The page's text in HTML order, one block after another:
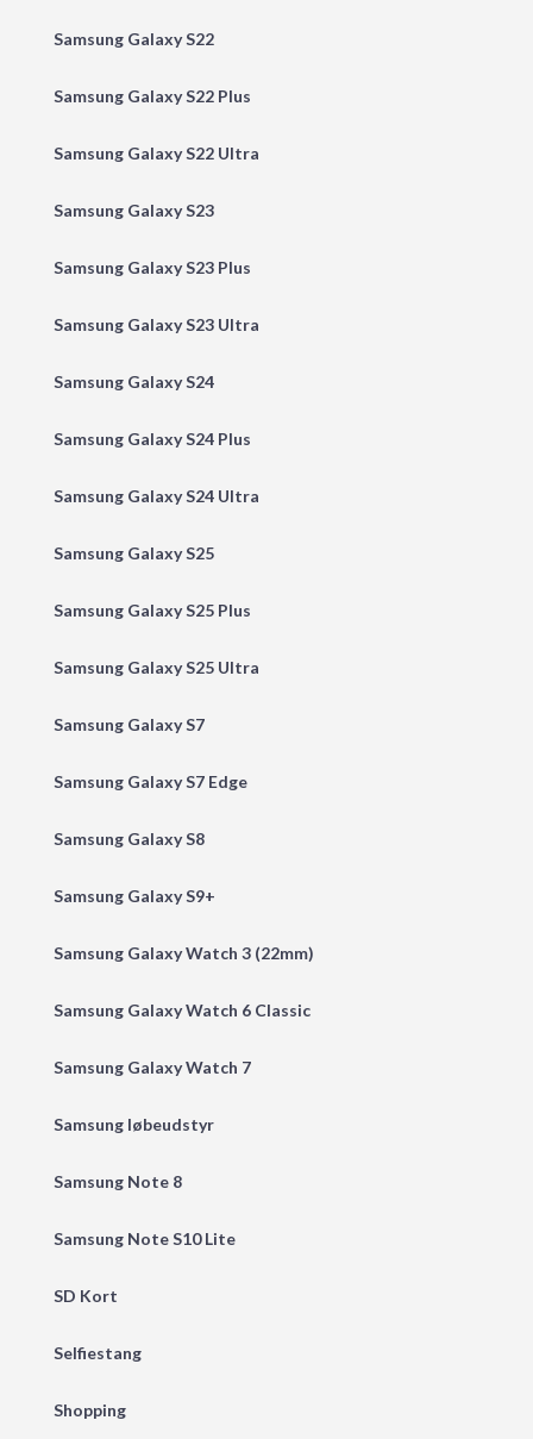
Samsung Galaxy S22
Samsung Galaxy S22 Plus
Samsung Galaxy S22 Ultra
Samsung Galaxy S23
Samsung Galaxy S23 Plus
Samsung Galaxy S23 Ultra
Samsung Galaxy S24
Samsung Galaxy S24 Plus
Samsung Galaxy S24 Ultra
Samsung Galaxy S25
Samsung Galaxy S25 Plus
Samsung Galaxy S25 Ultra
Samsung Galaxy S7
Samsung Galaxy S7 Edge
Samsung Galaxy S8
Samsung Galaxy S9+
Samsung Galaxy Watch 3 (22mm)
Samsung Galaxy Watch 6 Classic
Samsung Galaxy Watch 7
Samsung løbeudstyr
Samsung Note 8
Samsung Note S10 Lite
SD Kort
Selfiestang
Shopping